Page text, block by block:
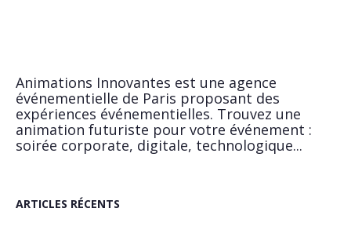
Animations Innovantes est une agence
événementielle de Paris proposant des
expériences événementielles. Trouvez une
animation futuriste pour votre événement :
soirée corporate, digitale, technologique...
ARTICLES RÉCENTS